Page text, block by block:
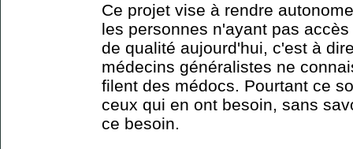
Ce projet vise à rendre
les personnes n'ayant pas
de qualité aujourd'hui, c'est à
médecins généralistes ne
filent des médocs. Pourtant ce
ceux qui en ont besoin, sans
ce besoin.